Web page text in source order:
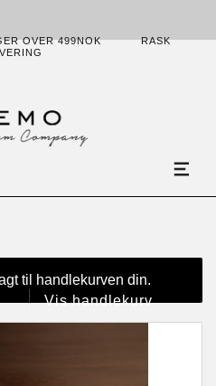
OVER 499NOK
RASK
til handlekurven din.
Vis handlekurv